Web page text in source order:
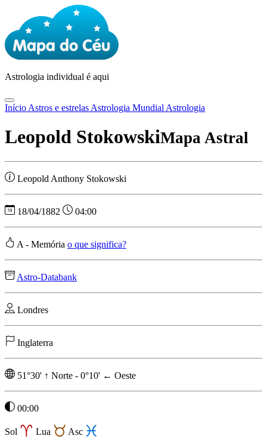
Astrologia individual é aqui
Início Astros e estrelas Astrologia Mundial Astrologia
Leopold StokowskiMapa Astral
Leopold Anthony Stokowski
18/04/1882 04:00
A - Memória o que significa?
Astro-Databank
Londres
Inglaterra
51°30' ↑ Norte - 0°10' ← Oeste
00:00
Sol Lua Asc